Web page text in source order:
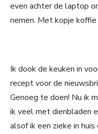
even achter de laptop
nemen. Met kopje koffie
Ik dook de keuken in
recept voor de
Genoeg te doen! Nu ik
ik veel met dienbladen
alsof ik een zieke in